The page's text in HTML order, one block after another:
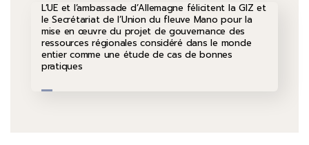
L’UE et l’ambassade d’Allemagne félicitent la GIZ et
le Secrétariat de l’Union du fleuve Mano pour la
mise en œuvre du projet de gouvernance des
ressources régionales considéré dans le monde
entier comme une étude de cas de bonnes
pratiques